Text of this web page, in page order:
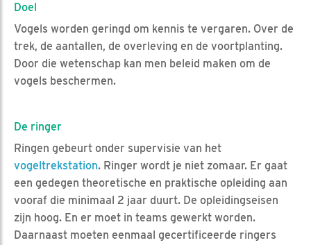
Doel
Vogels worden geringd om kennis te vergaren. Over de
trek, de aantallen, de overleving en de voortplanting.
Door die wetenschap kan men beleid maken om de
vogels beschermen.
De ringer
Ringen gebeurt onder supervisie van het
vogeltrekstation. Ringer wordt je niet zomaar. Er gaat
een gedegen theoretische en praktische opleiding aan
vooraf die minimaal 2 jaar duurt. De opleidingseisen
zijn hoog. En er moet in teams gewerkt worden.
Daarnaast moeten eenmaal gecertificeerde ringers